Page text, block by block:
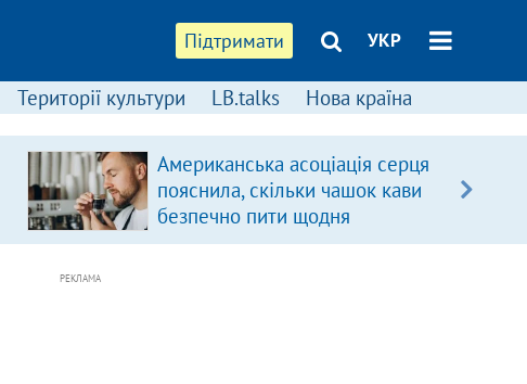
Підтримати УКР
Території культури LB.talks Нова країна
Американська асоціація серця
пояснила, скільки чашок кави
безпечно пити щодня
РЕКЛАМА